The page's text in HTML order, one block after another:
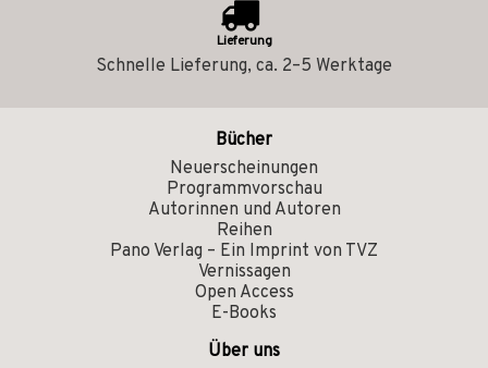
Lieferung
Schnelle Lieferung, ca. 2–5 Werktage
Bücher
Neuerscheinungen
Programmvorschau
Autorinnen und Autoren
Reihen
Pano Verlag – Ein Imprint von TVZ
Vernissagen
Open Access
E-Books
Über uns